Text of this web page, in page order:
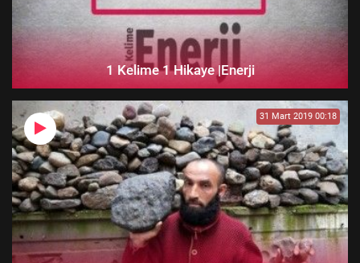
1 Kelime 1 Hikaye |Enerji
31 Mart 2019 00:18